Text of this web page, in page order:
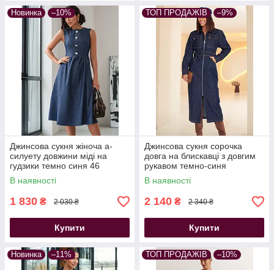
Новинка –10%
Джинсова сукня жіноча а-
силуету довжини міді на
гудзики темно синя 46
В наявності
1 830 ₴ 2 030 ₴
Купити
ТОП ПРОДАЖІВ –9%
Джинсова сукня сорочка
довга на блискавці з довгим
рукавом темно-синя
В наявності
2 140 ₴ 2 340 ₴
Купити
Новинка –11% ТОП ПРОДАЖІВ –10%